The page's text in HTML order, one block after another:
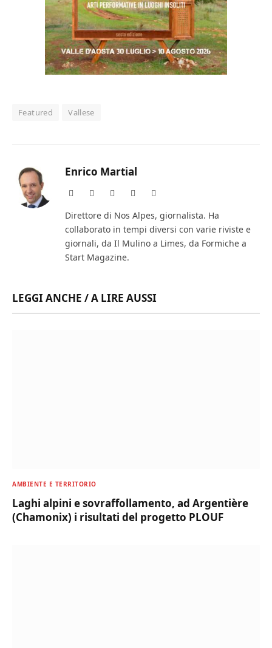
Featured Vallese
Enrico Martial
Website Facebook Instagram
Direttore di Nos Alpes, giornalista. Ha
collaborato in tempi diversi con varie riviste e
giornali, da Il Mulino a Limes, da Formiche a
Start Magazine.
LEGGI ANCHE / A LIRE AUSSI
AMBIENTE E TERRITORIO
Laghi alpini e sovraffollamento, ad Argentière
(Chamonix) i risultati del progetto PLOUF